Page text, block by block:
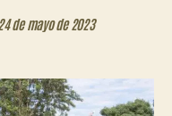
24 de mayo de 2023